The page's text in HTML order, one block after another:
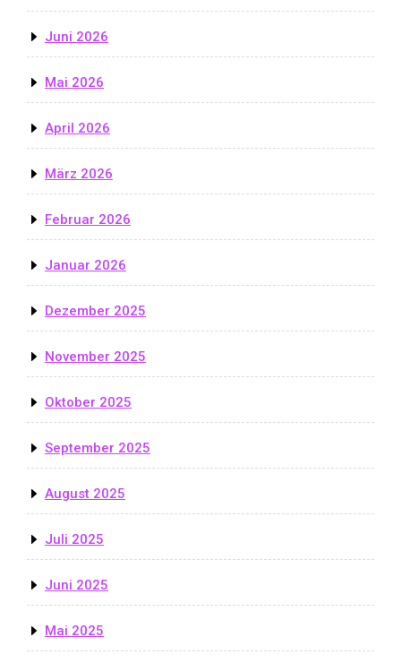
Juni 2026
Mai 2026
April 2026
März 2026
Februar 2026
Januar 2026
Dezember 2025
November 2025
Oktober 2025
September 2025
August 2025
Juli 2025
Juni 2025
Mai 2025